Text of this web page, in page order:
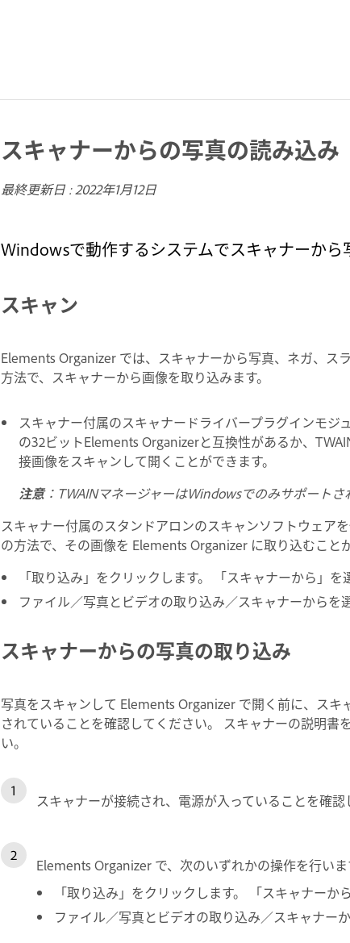
スキャナーからの写真の読み込み
最終更新日 :2022年1月12日
Windowsで動作するシステムでスキャナーから
スキャン
Elements Organizer では、スキャナーから写真、ネガ、ス
方法で、スキャナーから画像を取り込みます。
スキャナー付属のスキャナードライバープラグインモ
の32ビットElements Organizerと互換性があるか、
接画像をスキャンして開くことができます。
注意：TWAINマネージャーはWindowsでのみサポートさ
スキャナー付属のスタンドアロンのスキャンソフトウェア
の方法で、その画像を Elements Organizer に取り込むこと
「取り込み」をクリックします。 「スキャナーから」を
ファイル／写真とビデオの取り込み／スキャナーからを
スキャナーからの写真の取り込み
写真をスキャンして Elements Organizer で開く前に、ス
されていることを確認してください。 スキャナーの説明書
い。
スキャナーが接続され、電源が入っていることを確認
Elements Organizer で、次のいずれかの操作を行いま
「取り込み」をクリックします。 「スキャナーか
ファイル／写真とビデオの取り込み／スキャナーか